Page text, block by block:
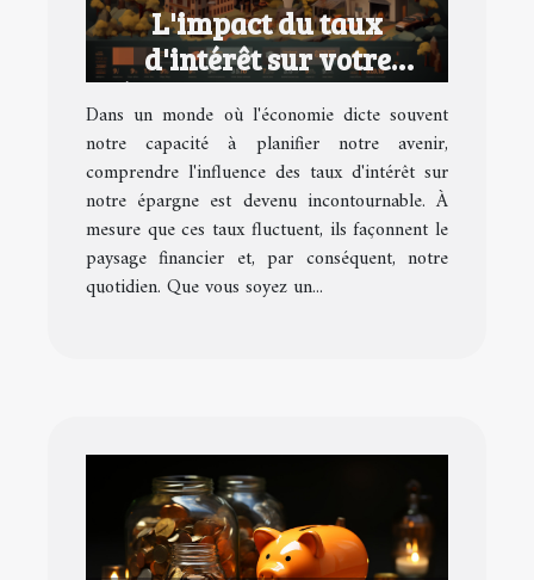
L'impact du taux
d'intérêt sur votre
épargne et comment y
réagir
Dans un monde où l'économie dicte souvent
notre capacité à planifier notre avenir,
comprendre l'influence des taux d'intérêt sur
notre épargne est devenu incontournable. À
mesure que ces taux fluctuent, ils façonnent le
paysage financier et, par conséquent, notre
quotidien. Que vous soyez un...